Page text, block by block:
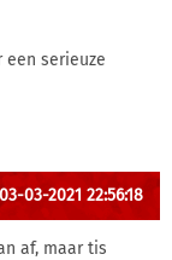
een serieuze
03-03-2021 22:56:18
af, maar tis